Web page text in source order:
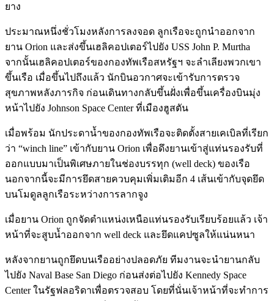
ยาง
ประมาณหนึ่งชั่วโมงหลังการลงจอด ลูกเรือจะถูกนำออกจาก
ยาน Orion และส่งขึ้นเฮลิคอปเตอร์ไปยัง USS John P. Murtha
จากนั้นเฮลิคอปเตอร์ของกองทัพเรือสหรัฐฯ จะลำเลียงพวกเขา
ขึ้นเรือ เมื่อขึ้นไปถึงแล้ว นักบินอวกาศจะเข้ารับการตรวจ
สุขภาพหลังภารกิจ ก่อนเดินทางกลับขึ้นฝั่งเพื่อขึ้นเครื่องบินมุ่ง
หน้าไปยัง Johnson Space Center ที่เมืองฮูสตัน
เมื่อพร้อม นักประดาน้ำของกองทัพเรือจะติดตั้งสายเคเบิลที่เรียก
ว่า “winch line” เข้ากับยาน Orion เพื่อดึงยานเข้าสู่แท่นรองรับที่
ออกแบบมาเป็นพิเศษภายในช่องบรรทุก (well deck) ของเรือ
นอกจากนี้จะมีการยึดสายควบคุมเพิ่มเติมอีก 4 เส้นเข้ากับจุดยึด
บนโมดูลลูกเรือระหว่างการลากจูง
เมื่อยาน Orion ถูกจัดตำแหน่งเหนือแท่นรองรับเรียบร้อยแล้ว เจ้า
หน้าที่จะสูบน้ำออกจาก well deck และยึดแคปซูลให้แน่นหนา
หลังจากยานถูกยึดบนเรืออย่างปลอดภัย ทีมงานจะนำยานกลับ
ไปยัง Naval Base San Diego ก่อนส่งต่อไปยัง Kennedy Space
Center ในรัฐฟลอริดาเพื่อตรวจสอบ โดยที่นั่นเจ้าหน้าที่จะทำการ